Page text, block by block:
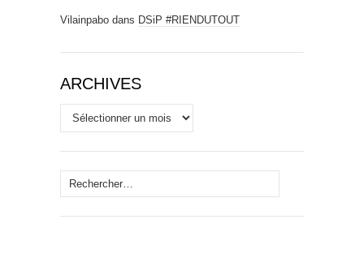
Vilainpabo dans DSiP #RIENDUTOUT
ARCHIVES
Archives
Rechercher :